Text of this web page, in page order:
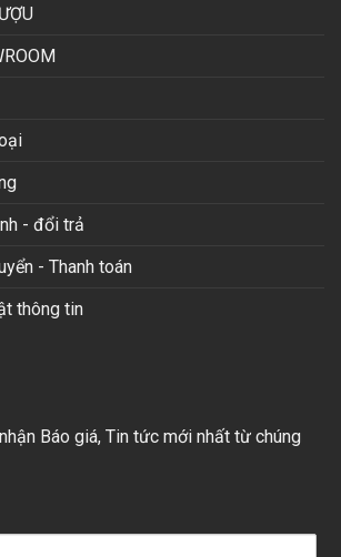
- đổi trả
- Thanh toán
thông tin
Báo giá, Tin tức mới nhất từ chúng